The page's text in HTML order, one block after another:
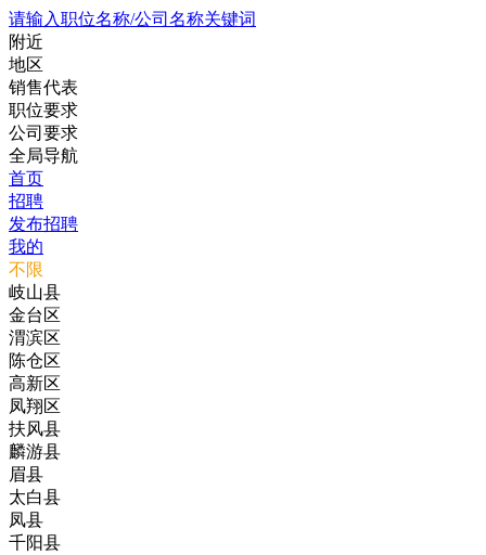
请输入职位名称/公司名称关键词
附近
地区
销售代表
职位要求
公司要求
全局导航
首页
招聘
发布招聘
我的
不限
岐山县
金台区
渭滨区
陈仓区
高新区
凤翔区
扶风县
麟游县
眉县
太白县
凤县
千阳县